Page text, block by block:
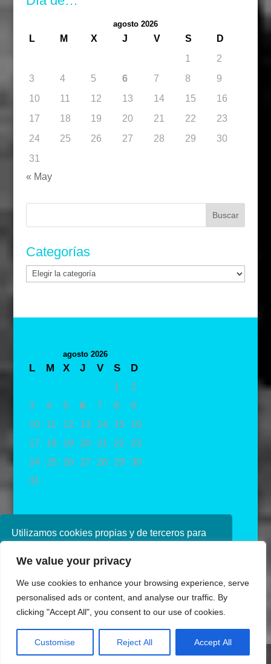
Utilizamos cookies propias y de terceros para
navegando, consideramos que acepta su uso.
política de cookies consulte nuestra
Política de
privacidad
We value your privacy
We use cookies to enhance your browsing experience, serve
personalised ads or content, and analyse our traffic. By
clicking "Accept All", you consent to our use of cookies.
Customise Reject All Accept All
agosto 2026
L M X J V S
D
1
2
3
4 5 6 7 8
9
10
11 12 13 14 15
16
17
18 19 20 21 22
23
24
25 26 27 28 29
30
31
« May
Categorías
Categorías
agosto 2026
L M X J V S
D
1
2
3
4 5 6 7 8
9
10
11 12 13 14 15
16
17
18 19 20 21 22
23
24
25 26 27 28 29 30
31
Diseñado por Ana de Miguel
Share This